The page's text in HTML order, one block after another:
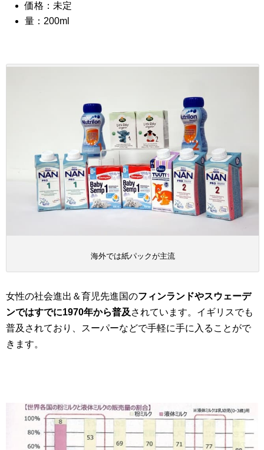
価格：未定
量：200ml
海外では紙パックが主流
女性の社会進出＆育児先進国のフィンランドやスウェーデ
ンではすでに1970年から普及 されています。イギリスでも
普及されており、スーパーなどで手軽に手に入ることがで
きます。